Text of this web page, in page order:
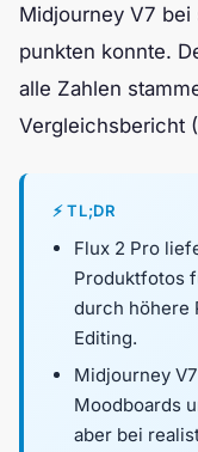
Midjourney V7
punkten konnte.
alle Zahlen
Vergleichsbericht (
⚡ TL;DR
Flux 2 Pro
Produktfotos
durch höhere
Editing.
Midjourney
Moodboards
aber bei